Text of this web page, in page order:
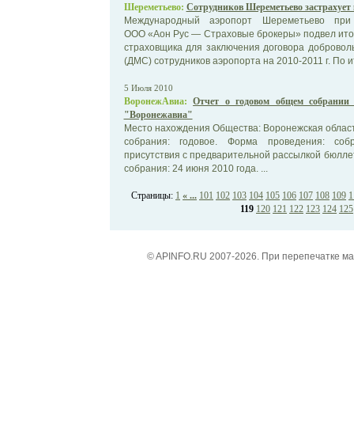
Шереметьево: Сотрудников Шереметьево
Международный аэропорт Шереметьево при
ООО «Аон Рус — Страховые брокеры» подвел
страховщика для заключения договора
(ДМС) сотрудников аэропорта на 2010-2011 г. По
5 Июля 2010
ВоронежАвиа: Отчет о годовом общем
"Воронежавиа"
Место нахождения Общества: Воронежская
собрания: годовое. Форма проведения:
присутствия с предварительной рассылкой
собрания: 24 июня 2010 года. ...
Страницы: 1 « ... 101 102 103 104 105 106 107 108 109
119 120 121 122 123 124 125
© APINFO.RU 2007-2026. При перепечатке